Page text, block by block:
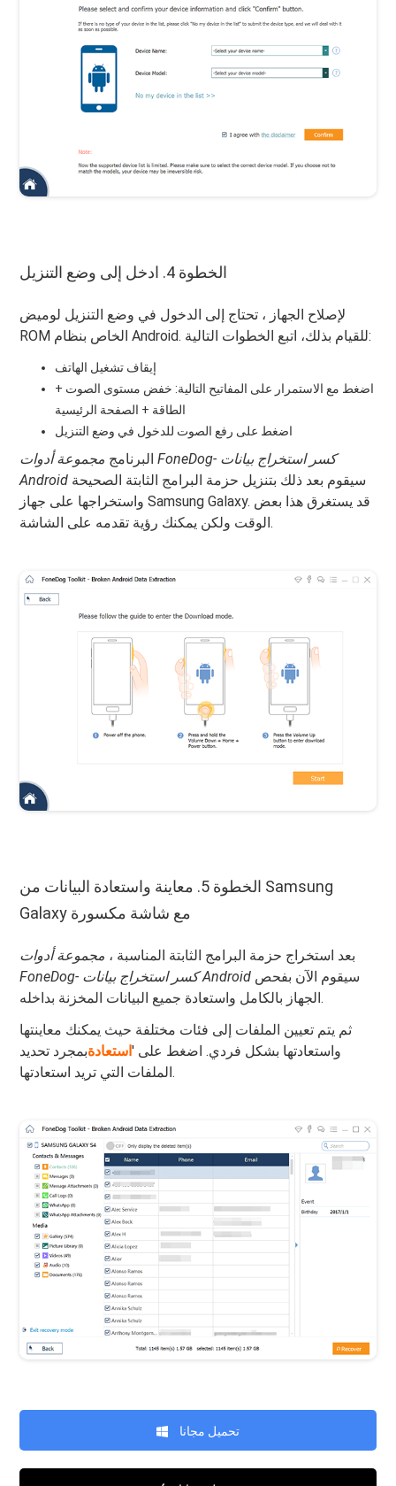
الخطوة 4. ادخل إلى وضع التنزيل
لإصلاح الجهاز ، تحتاج إلى الدخول في وضع التنزيل لوميض
ROM الخاص بنظام Android. للقيام بذلك، اتبع الخطوات التالية:
إيقاف تشغيل الهاتف
اضغط مع الاستمرار على المفاتيح التالية: خفض مستوى الصوت +
الطاقة + الصفحة الرئيسية
اضغط على رفع الصوت للدخول في وضع التنزيل
البرنامج مجموعة أدوات FoneDog- كسر استخراج بيانات
Android سيقوم بعد ذلك بتنزيل حزمة البرامج الثابتة الصحيحة
واستخراجها على جهاز Samsung Galaxy. قد يستغرق هذا بعض
الوقت ولكن يمكنك رؤية تقدمه على الشاشة.
الخطوة 5. معاينة واستعادة البيانات من Samsung
Galaxy مع شاشة مكسورة
بعد استخراج حزمة البرامج الثابتة المناسبة ، مجموعة أدوات
FoneDog- كسر استخراج بيانات Android سيقوم الآن بفحص
الجهاز بالكامل واستعادة جميع البيانات المخزنة بداخله.
ثم يتم تعيين الملفات إلى فئات مختلفة حيث يمكنك معاينتها
واستعادتها بشكل فردي. اضغط على 'استعادةبمجرد تحديد
الملفات التي تريد استعادتها.
تحميل مجانا